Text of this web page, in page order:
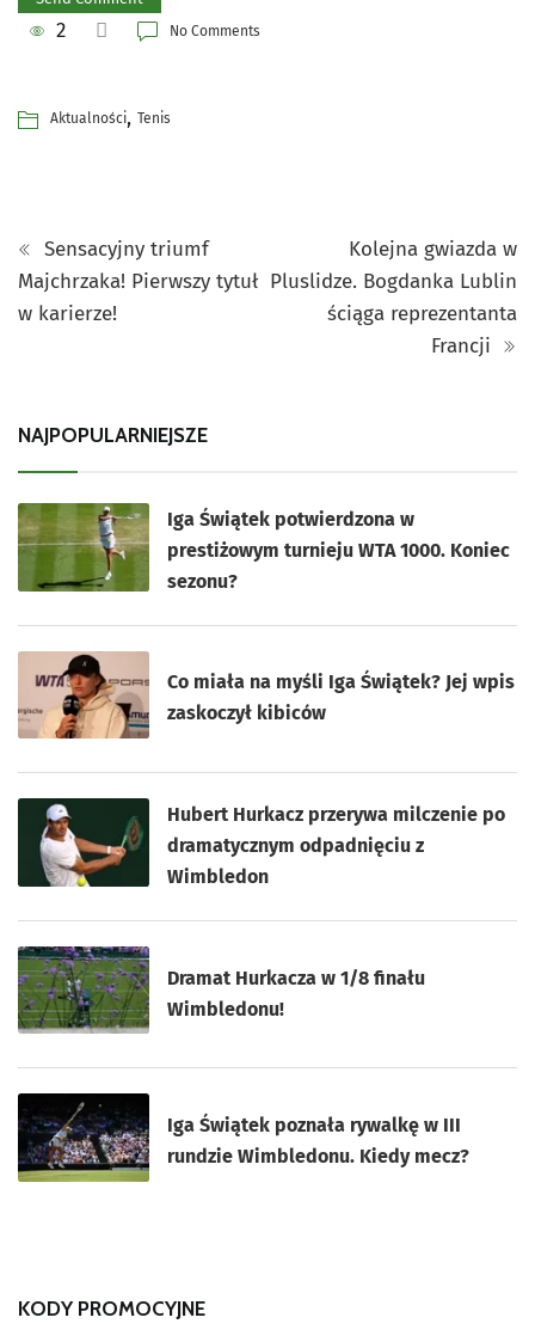
2 No Comments
Aktualności, Tenis
Sensacyjny triumf
Majchrzaka! Pierwszy tytuł
w karierze!
Kolejna gwiazda w
Pluslidze. Bogdanka Lublin
ściąga reprezentanta
Francji
NAJPOPULARNIEJSZE
Iga Świątek potwierdzona w
prestiżowym turnieju WTA 1000. Koniec
sezonu?
Co miała na myśli Iga Świątek? Jej wpis
zaskoczył kibiców
Hubert Hurkacz przerywa milczenie po
dramatycznym odpadnięciu z
Wimbledon
Dramat Hurkacza w 1/8 finału
Wimbledonu!
Iga Świątek poznała rywalkę w III
rundzie Wimbledonu. Kiedy mecz?
KODY PROMOCYJNE